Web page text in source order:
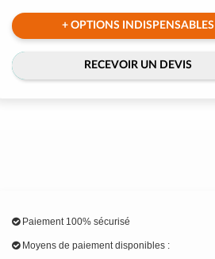
+ OPTIONS INDISPENSABLES
RECEVOIR UN DEVIS
Paiement 100% sécurisé
Moyens de paiement disponibles :